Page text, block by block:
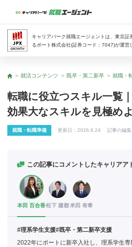
キャリアパーク就職エージェントは、東京
るポート株式会社(証券コード：7047)が運営
トップ
就活コンテンツ 既卒・第二新卒 就職・
転職に役立つスキル一覧
効果大なスキルを見極め
就職・転職準備 更新日： 2026.6.24 記事の編集
この記事にコメントしたキャリアア
本田 百合香松下 建都米田 有希
#理系学生支援#既卒・第二新卒支援
2022年にポートに新卒入社し、理系学生